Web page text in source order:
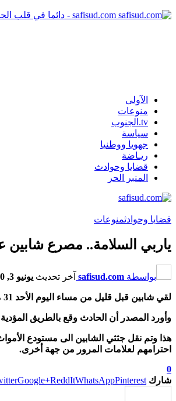
safisud.com - دائما في قلب الحدث
الآولى
منوعات
tv.الجنوب
سياسة
جهويا ووطنيا
ريـاضة
قضايا وحوادث
المنبر الحر
قضايا وحوادثمنوعات
ياربي السلامة.. مصرع شابين
بواسطة safisud.com آخر تحديث يونيو 3, 2020
لقي شابين قبل قليل من مساء اليوم الأحد 31 ماي مصرعهم على الفور إثر إصطدام دراجتهم النارية بسيارة إسعاف تابعة للجماعة القروية حد احرارة .
وأورد المصدر أن الحادث وقع بالطريق
هذا وتم نقل جثثي الشابين الى مستودع
احترامهم لعلامات المرور من جهة أخرى.
0
شارك
Google+ReddItWhatsAppPinterest